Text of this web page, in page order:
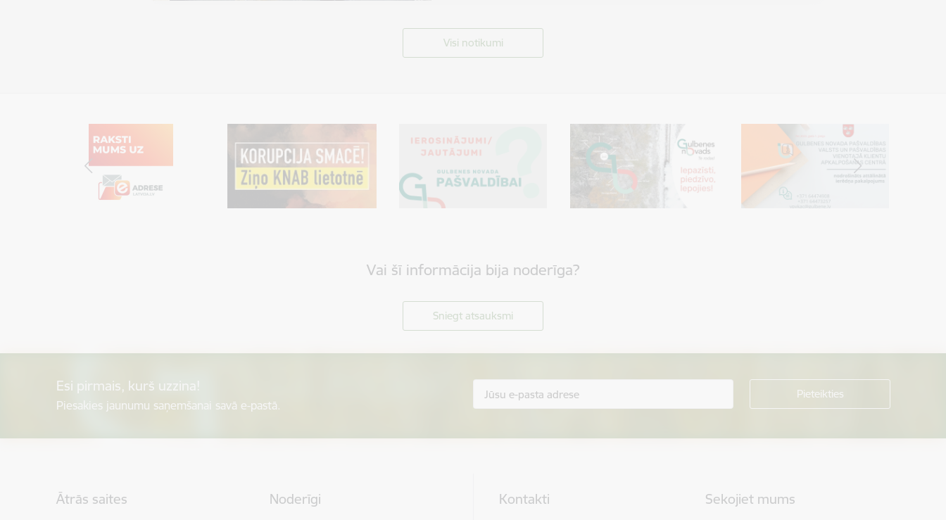
Visi notikumi
Vai šī informācija bija noderīga?
Sniegt atsauksmi
Esi pirmais, kurš uzzina!
Piesakies jaunumu saņemšanai savā e-pastā.
Ātrās saites Noderīgi Kontakti Sekojiet mums